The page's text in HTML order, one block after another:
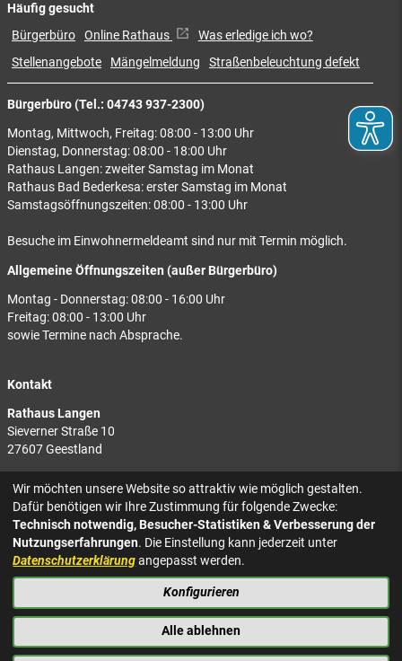
Bürgerbüro (Tel.: 04743 937-2300)
Montag, Mittwoch, Freitag: 08:00 - 13:00 Uhr
Dienstag, Donnerstag: 08:00 - 18:00 Uhr
Rathaus Langen: zweiter Samstag im Monat
Rathaus Bad Bederkesa: erster Samstag im Monat
Samstagsöffnungszeiten: 08:00 - 13:00 Uhr
Besuche im Einwohnermeldeamt sind nur mit Termin möglich.
Allgemeine Öffnungszeiten (außer Bürgerbüro)
Montag - Donnerstag: 08:00 - 16:00 Uhr
Freitag: 08:00 - 13:00 Uhr
sowie Termine nach Absprache.
Kontakt
Rathaus Langen
Sieverner Straße 10
27607 Geestland
Rathaus Bad Bederkesa
Am Markt 8
27624 Geestland
Tel.: 04743 937-2300
Häufig gesucht
Bürgerbüro Online Rathaus
Was erledige ich wo?
Stellenangebote
Mängelmeldung Straßenbeleuchtung defekt
KONTAKT
IMPRESSUM
BARRIEREFREIHEIT
NACH OBEN
Wir möchten unsere Website so attraktiv wie möglich gestalten.
Dafür benötigen wir Ihre Zustimmung für folgende Zwecke:
Technisch notwendig, Besucher-Statistiken & Verbesserung der
Nutzungserfahrungen. Die Einstellung kann jederzeit unter
Datenschutzerklärungangepasst werden.
Konfigurieren
Alle ablehnen